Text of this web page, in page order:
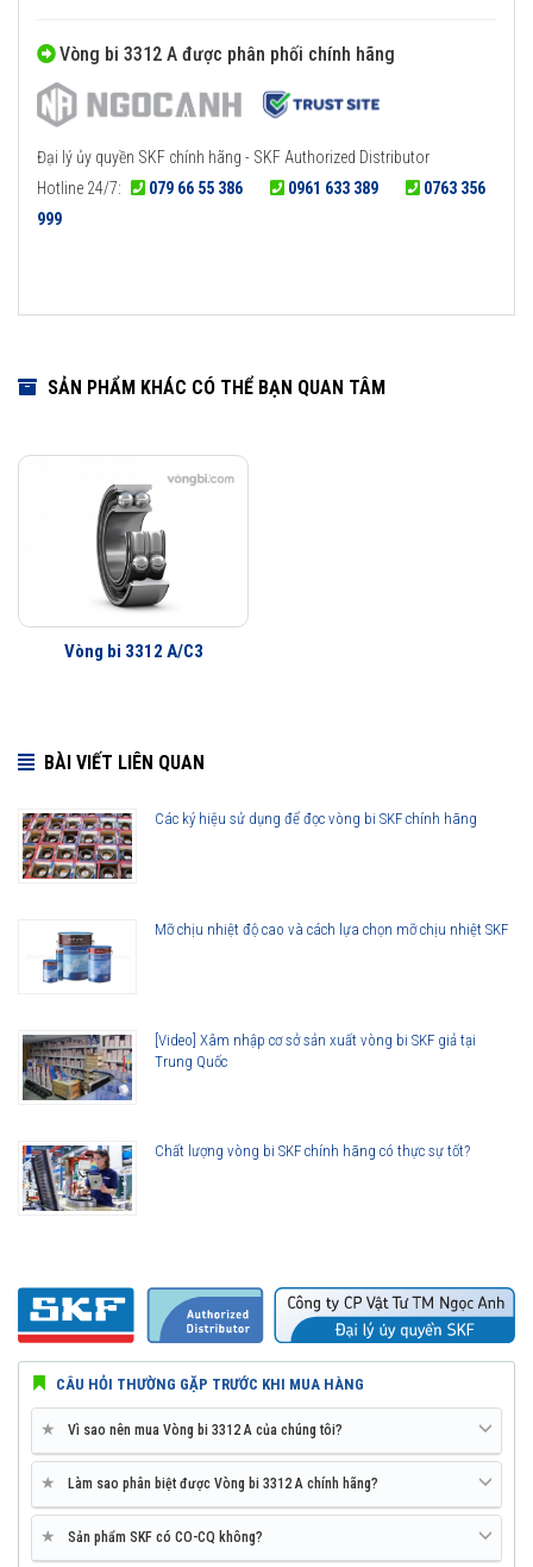
Vòng bi 3312 A được phân phối chính hãng
Đại lý ủy quyền SKF chính hãng - SKF Authorized Distributor
Hotline 24/7:
079 66 55 386 0961 633 389
0763 356
999
SẢN PHẨM KHÁC CÓ THỂ BẠN QUAN TÂM
Vòng bi 3312 A/C3
BÀI VIẾT LIÊN QUAN
Các ký hiệu sử dụng để đọc vòng bi SKF chính hãng
Mỡ chịu nhiệt độ cao và cách lựa chọn mỡ chịu nhiệt SKF
[Video] Xâm nhập cơ sở sản xuất vòng bi SKF giả tại
Trung Quốc
Chất lượng vòng bi SKF chính hãng có thực sự tốt?
CÂU HỎI THƯỜNG GẶP TRƯỚC KHI MUA HÀNG
★ Vì sao nên mua Vòng bi 3312 A của chúng tôi?
★ Làm sao phân biệt được Vòng bi 3312 A chính hãng?
★ Sản phẩm SKF có CO-CQ không?